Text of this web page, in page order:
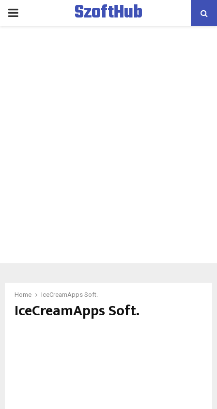
PRIMARY
SzoftHub
Home IceCreamApps Soft.
IceCreamApps Soft.